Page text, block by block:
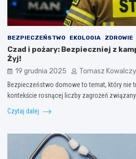
BEZPIECZEŃSTWO EKOLOGIA ZDROWIE
Czad i pożary: Bezpieczniej z
Żyj!
19 grudnia 2025 Tomasz
Bezpieczeństwo domowe to temat, który nie
kontekście rosnącej liczby zagrożeń
Czytaj dalej